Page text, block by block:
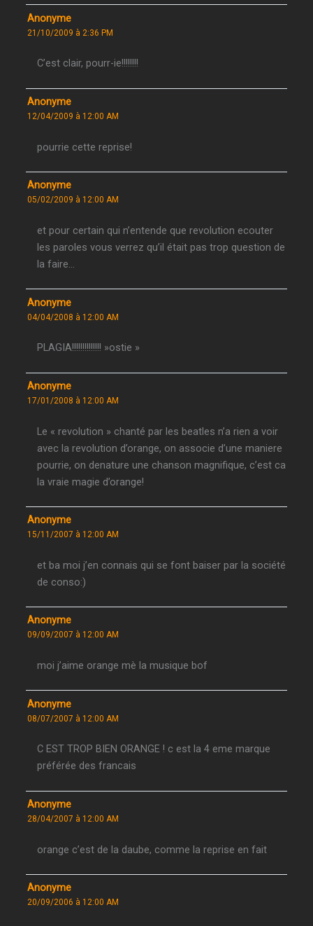
Anonyme
21/10/2009 à 2:36 PM
C’est clair, pourr-ie!!!!!!!!
Anonyme
12/04/2009 à 12:00 AM
pourrie cette reprise!
Anonyme
05/02/2009 à 12:00 AM
et pour certain qui n’entende que revolution ecouter
les paroles vous verrez qu’il était pas trop question de
la faire…
Anonyme
04/04/2008 à 12:00 AM
PLAGIA!!!!!!!!!!!!!! »ostie »
Anonyme
17/01/2008 à 12:00 AM
Le « revolution » chanté par les beatles n’a rien a voir
avec la revolution d’orange, on associe d’une maniere
pourrie, on denature une chanson magnifique, c’est ca
la vraie magie d’orange!
Anonyme
15/11/2007 à 12:00 AM
et ba moi j’en connais qui se font baiser par la société
de conso:)
Anonyme
09/09/2007 à 12:00 AM
moi j’aime orange mè la musique bof
Anonyme
08/07/2007 à 12:00 AM
C EST TROP BIEN ORANGE ! c est la 4 eme marque
préférée des francais
Anonyme
28/04/2007 à 12:00 AM
orange c’est de la daube, comme la reprise en fait
Anonyme
20/09/2006 à 12:00 AM